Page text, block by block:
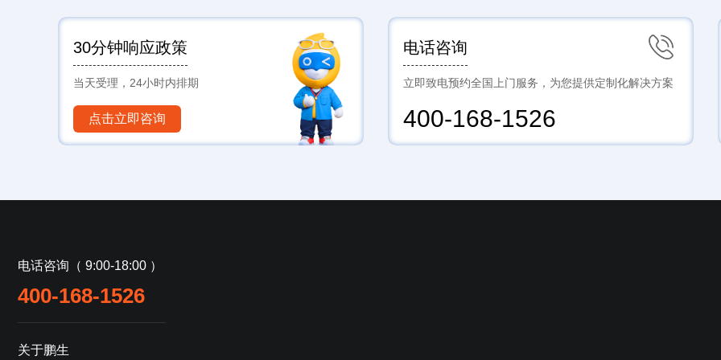
30分钟响应政策
当天受理，24小时内排期
点击立即咨询
电话咨询
立即致电预约全国上门服务，为您提供定制化解决方案
400-168-1526
电话咨询（ 9:00-18:00 ）
400-168-1526
关于鹏生